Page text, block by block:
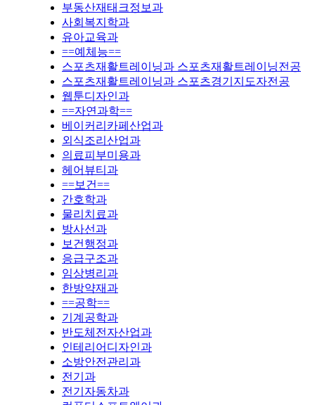
부동산재태크정보과
사회복지학과
유아교육과
==예체능==
스포츠재활트레이닝과 스포츠재활트레이닝전공
스포츠재활트레이닝과 스포츠경기지도자전공
웹툰디자인과
==자연과학==
베이커리카페산업과
외식조리산업과
의료피부미용과
헤어뷰티과
==보건==
간호학과
물리치료과
방사선과
보건행정과
응급구조과
임상병리과
한방약재과
==공학==
기계공학과
반도체전자산업과
인테리어디자인과
소방안전관리과
전기과
전기자동차과